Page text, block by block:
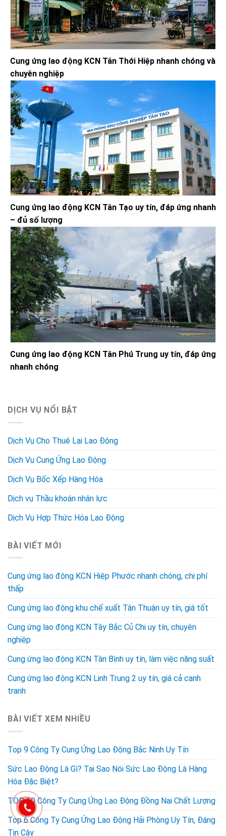
Cung ứng lao động KCN Tân Thới Hiệp nhanh chóng và
chuyên nghiệp
Cung ứng lao động KCN Tân Tạo uy tín, đáp ứng nhanh
– đủ số lượng
Cung ứng lao động KCN Tân Phú Trung uy tín, đáp ứng
nhanh chóng
DỊCH VỤ NỔI BẬT
Dịch Vụ Cho Thuê Lại Lao Động
Dịch Vụ Cung Ứng Lao Động
Dịch Vụ Bốc Xếp Hàng Hóa
Dịch vụ Thầu khoán nhân lực
Dịch Vụ Hợp Thức Hóa Lao Động
BÀI VIẾT MỚI
Cung ứng lao động KCN Hiệp Phước nhanh chóng, chi phí
thấp
Cung ứng lao động khu chế xuất Tân Thuận uy tín, giá tốt
Cung ứng lao động KCN Tây Bắc Củ Chi uy tín, chuyên
nghiệp
Cung ứng lao động KCN Tân Bình uy tín, làm việc năng suất
Cung ứng lao động KCN Linh Trung 2 uy tín, giá cả cạnh
tranh
BÀI VIẾT XEM NHIỀU
Top 9 Công Ty Cung Ứng Lao Động Bắc Ninh Uy Tín
Sức Lao Động Là Gì? Tại Sao Nói Sức Lao Động Là Hàng
Hóa Đặc Biệt?
TOP 10 Công Ty Cung Ứng Lao Động Đồng Nai Chất Lượng
Top 6 Công Ty Cung Ứng Lao Động Hải Phòng Uy Tín, Đáng
Tin Cậy